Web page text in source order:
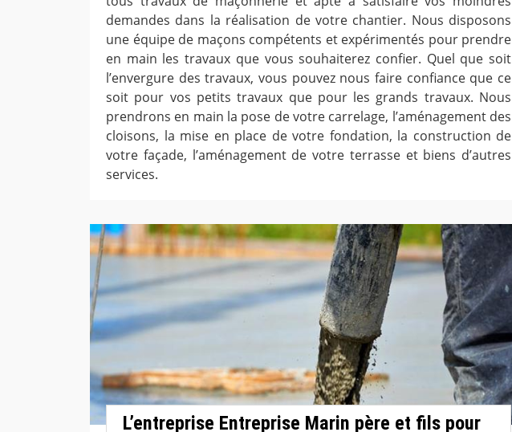
demandes dans la réalisation de votre chantier. Nous disposons
une équipe de maçons compétents et expérimentés pour prendre
en main les travaux que vous souhaiterez confier. Quel que soit
l’envergure des travaux, vous pouvez nous faire confiance que ce
soit pour vos petits travaux que pour les grands travaux. Nous
prendrons en main la pose de votre carrelage, l’aménagement des
cloisons, la mise en place de votre fondation, la construction de
votre façade, l’aménagement de votre terrasse et biens d’autres
services.
L’entreprise Entreprise Marin père et fils pour